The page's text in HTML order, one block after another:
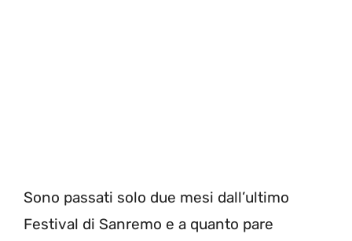
Sono passati solo due mesi dall’ultimo
Festival di Sanremo e a quanto pare